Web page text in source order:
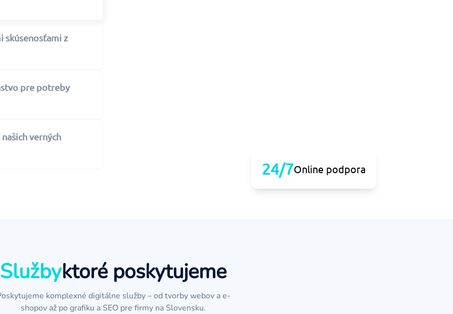
skúsenosťami z
pre potreby
verných
24/7Online podpora
Službyktoré poskytujeme
komplexné digitálne služby – od tvorby webov a e-
shopov až po grafiku a SEO pre firmy na Slovensku.